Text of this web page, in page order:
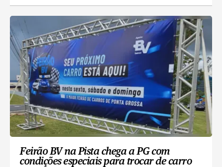
Feirão BV na Pista chega a PG com
condições especiais para trocar de carro